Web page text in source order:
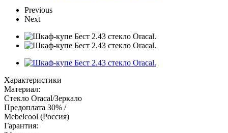
Previous
Next
Характеристики
Материал:
Стекло Oracal/Зеркало
Предоплата 30% /
Mebelcool (Россия)
Гарантия: